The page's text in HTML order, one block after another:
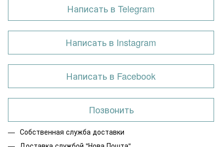
Написать в Telegram
Написать в Instagram
Написать в Facebook
Позвонить
Собственная служба доставки